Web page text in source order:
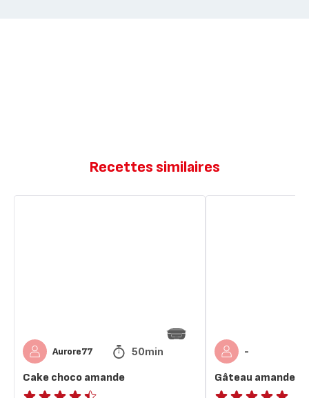
Recettes similaires
Aurore77 50min
Cake choco amande
-
Gâteau amandes